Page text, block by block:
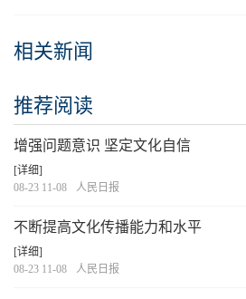
相关新闻
推荐阅读
增强问题意识 坚定文化自信
[详细]
08-23 11-08
人民日报
不断提高文化传播能力和水平
[详细]
08-23 11-08
人民日报